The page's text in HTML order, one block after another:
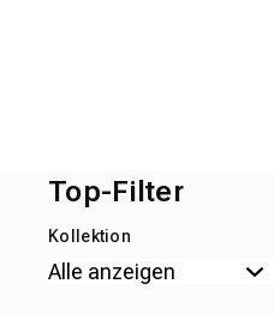
Top-Filter
Kollektion